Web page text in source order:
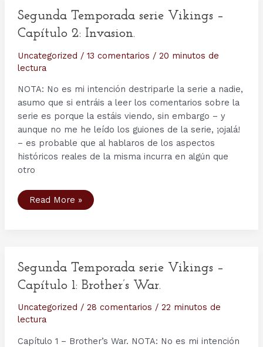
Segunda Temporada serie Vikings –
Capítulo 2: Invasion.
Uncategorized / 13 comentarios / 20 minutos de
lectura
NOTA: No es mi intención destriparle la serie a nadie,
asumo que si entráis a leer los comentarios sobre la
serie es porque la estáis viendo, sin embargo – y
aunque no me he leído los guiones de la serie, ¡ojalá!
– es probable que al hablaros de los aspectos
históricos reales de la misma incurra en algún que
otro
Segunda
Temporada
Read More »
Segunda Temporada serie Vikings –
Capítulo 1: Brother’s War.
Uncategorized / 28 comentarios / 22 minutos de
lectura
Capítulo 1 – Brother’s War. NOTA: No es mi intención